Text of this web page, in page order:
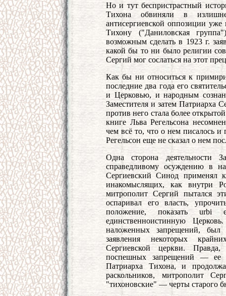
Но и тут беспристрастный
Тихона обвиняли в
антисергиевской оппозиции
Тихону ("Даниловская
возможным сделать в 1923 г.
какой бы то ни было религии
Сергий мог сослаться на этот
Как бы ни относиться к
последние два года его
и Церковью, и народным
Заместителя и затем Патриарха
против него стала более
книге Льва Регельсона
чем всё то, что о нем писалось
Регельсон еще не сказал о нем
Одна сторона деятельности
справедливому осуждению в
Сергиевский Синод применял
инакомыслящих, как внутри
митрополит Сергий пытался
оспаривал его власть,
положение, показать
единственноистинную
наложенных запрещений, был
заявления некоторых
Сергиевской церкви.
поспешных запрещений — ее
Патриарха Тихона, и
раскольников, митрополит
"тихоновские" — черты старого